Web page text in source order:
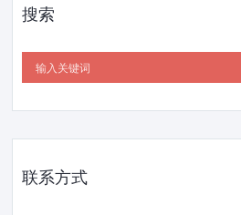
搜索
联系方式